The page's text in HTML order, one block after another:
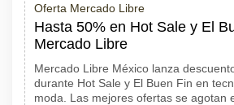
Oferta Mercado Libre
Hasta 50% en Hot Sale y El
Mercado Libre
Mercado Libre México lanza
durante Hot Sale y El Buen Fin en
moda. Las mejores ofertas se agotan